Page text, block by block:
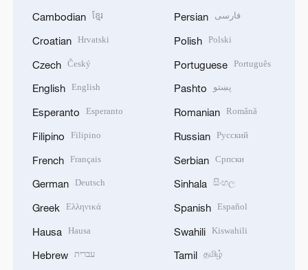
Cambodian ខ្មែរ
Croatian Hrvatski
Czech Český
English English
Esperanto Esperanto
Filipino Filipino
French Français
German Deutsch
Greek Ελληνικά
Hausa Hausa
Hebrew עברית
Persian فارسی
Polish Polski
Portuguese Português
Pashto پښتو
Romanian Română
Russian Русский
Serbian Српски
Sinhala සිංහල
Spanish Español
Swahili Kiswahili
Tamil தமிழ்